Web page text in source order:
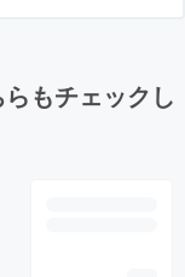
もチェックし